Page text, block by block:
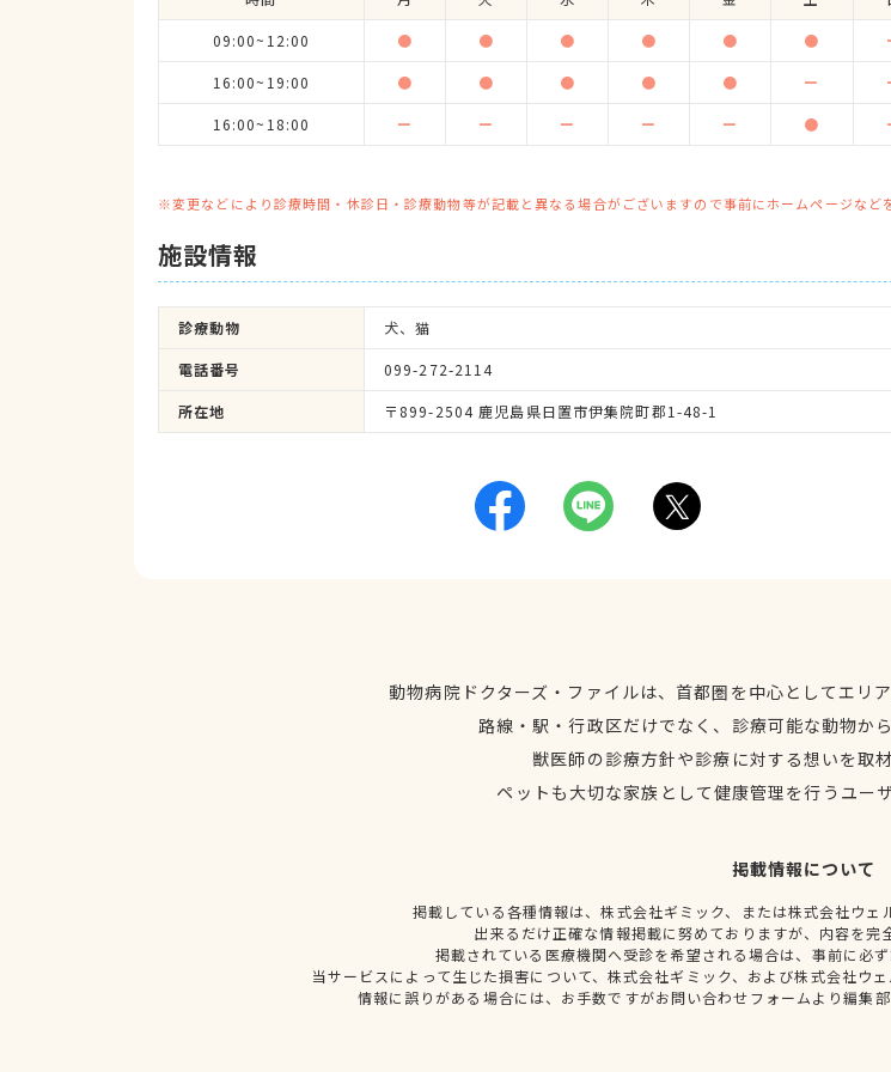
09:00~12:00 ● ● ● ● ● ●
16:00~19:00 ● ● ● ● ● ー
16:00~18:00 ー ー ー ー ー ●
※変更などにより診療時間・休診日・診療動物等が記載と異なる場合がございますので事前にホームページなど
施設情報
診療動物 犬、猫
電話番号 099-272-2114
所在地 〒899-2504 鹿児島県日置市伊集院町郡1-48-1
動物病院ドクターズ・ファイルは、首都圏を中心としてエリ
路線・駅・行政区だけでなく、診療可能な動物か
獣医師の診療方針や診療に対する想いを取
ペットも大切な家族として健康管理を行うユー
掲載情報について
掲載している各種情報は、株式会社ギミック、または株式会社ウェ
出来るだけ正確な情報掲載に努めておりますが、内容を完
掲載されている医療機関へ受診を希望される場合は、事前に必
当サービスによって生じた損害について、株式会社ギミック、および株式会社ウ
情報に誤りがある場合には、お手数ですがお問い合わせフォームより編集